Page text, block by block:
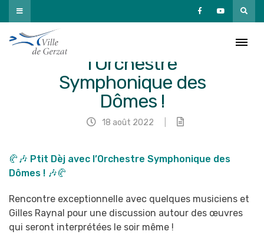
Passer
au
contenu
🥐🎶 Ptit Dèj avec
l’Orchestre
Symphonique des
Dômes !
18 août 2022
🥐🎶 Ptit Dèj avec l’Orchestre Symphonique des
Dômes ! 🎶🥐
Rencontre exceptionnelle avec quelques musiciens et
Gilles Raynal pour une discussion autour des œuvres
qui seront interprétées le soir même !